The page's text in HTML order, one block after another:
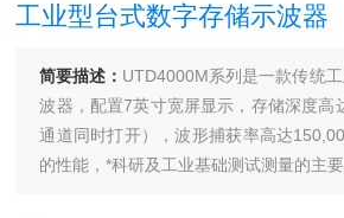
工业型台式数字存储示波器
简要描述： UTD4000M系列是一款传统
波器，配置7英寸宽屏显示，存储深度高
通道同时打开），波形捕获率高达
的性能，*科研及工业基础测试测量的主要